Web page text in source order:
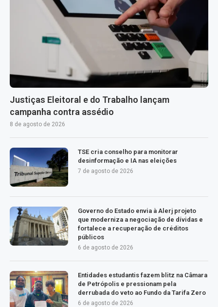
Justiças Eleitoral e do Trabalho lançam
campanha contra assédio
8 de agosto de 2026
TSE cria conselho para monitorar
desinformação e IA nas eleições
7 de agosto de 2026
Governo do Estado envia à Alerj projeto
que moderniza a negociação de dívidas e
fortalece a recuperação de créditos
públicos
6 de agosto de 2026
Entidades estudantis fazem blitz na Câmara
de Petrópolis e pressionam pela
derrubada do veto ao Fundo da Tarifa Zero
6 de agosto de 2026